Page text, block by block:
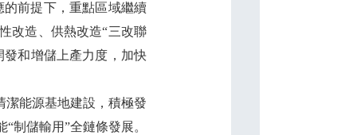
的前提下，重點區域繼續
改造、供熱改造“三改聯
和增儲上產力度，加快
能源基地建設，積極發
制儲輸用”全鏈條發展。